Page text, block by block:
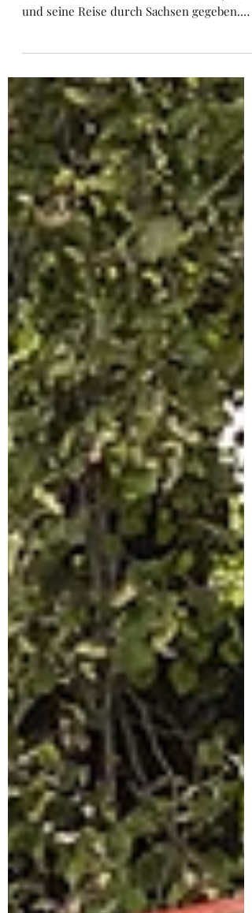
Felix hat der Deutschen Welle ein
und seine Reise durch Sachsen gegeben.